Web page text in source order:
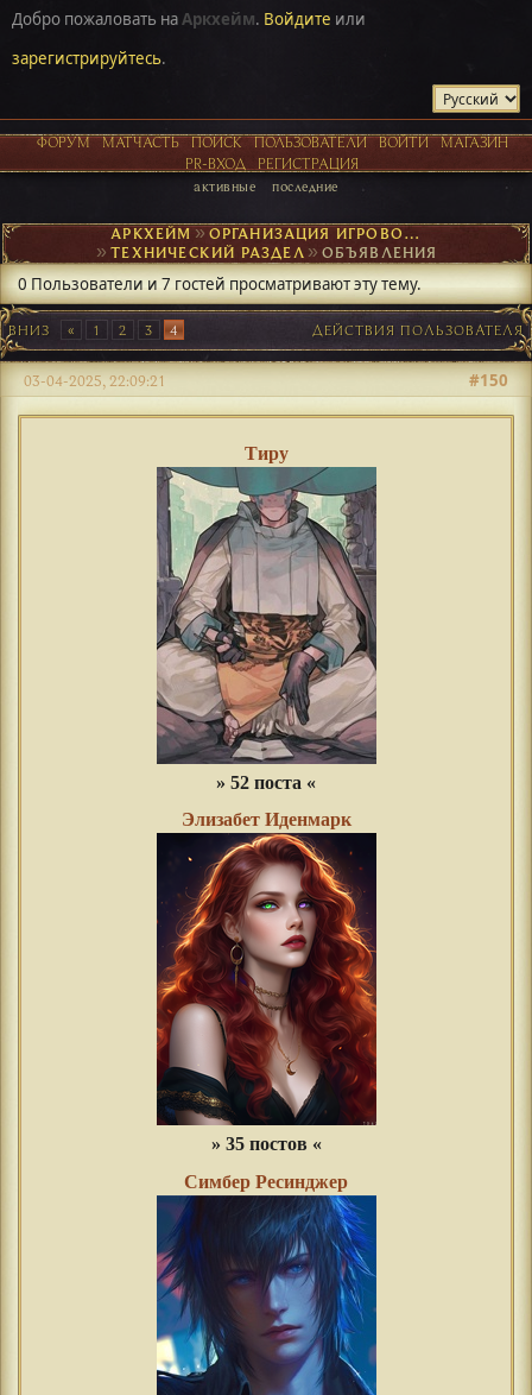
Добро пожаловать наАркхейм. Войдите или
зарегистрируйтесь.
ФОРУМ МАТЧАСТЬ ПОИСК ПОЛЬЗОВАТЕЛИ ВОЙТИ
МАГАЗИН
PR-ВХОД
РЕГИСТРАЦИЯ
активные последние
АРКХЕЙМ► ОРГАНИЗАЦИЯ ИГРОВОГО ПРОЦЕССА
►ТЕХНИЧЕСКИЙ РАЗДЕЛ ►ОБЪЯВЛЕНИЯ
0 Пользователи и 7 гостей просматривают эту тему.
ВНИЗ 1 2 3 4 ДЕЙСТВИЯ ПОЛЬЗОВАТЕЛЯ
#150
03-04-2025, 22:09:21
Тиру
» 52 поста «
Элизабет Иденмарк
» 35 постов «
Симбер Ресинджер